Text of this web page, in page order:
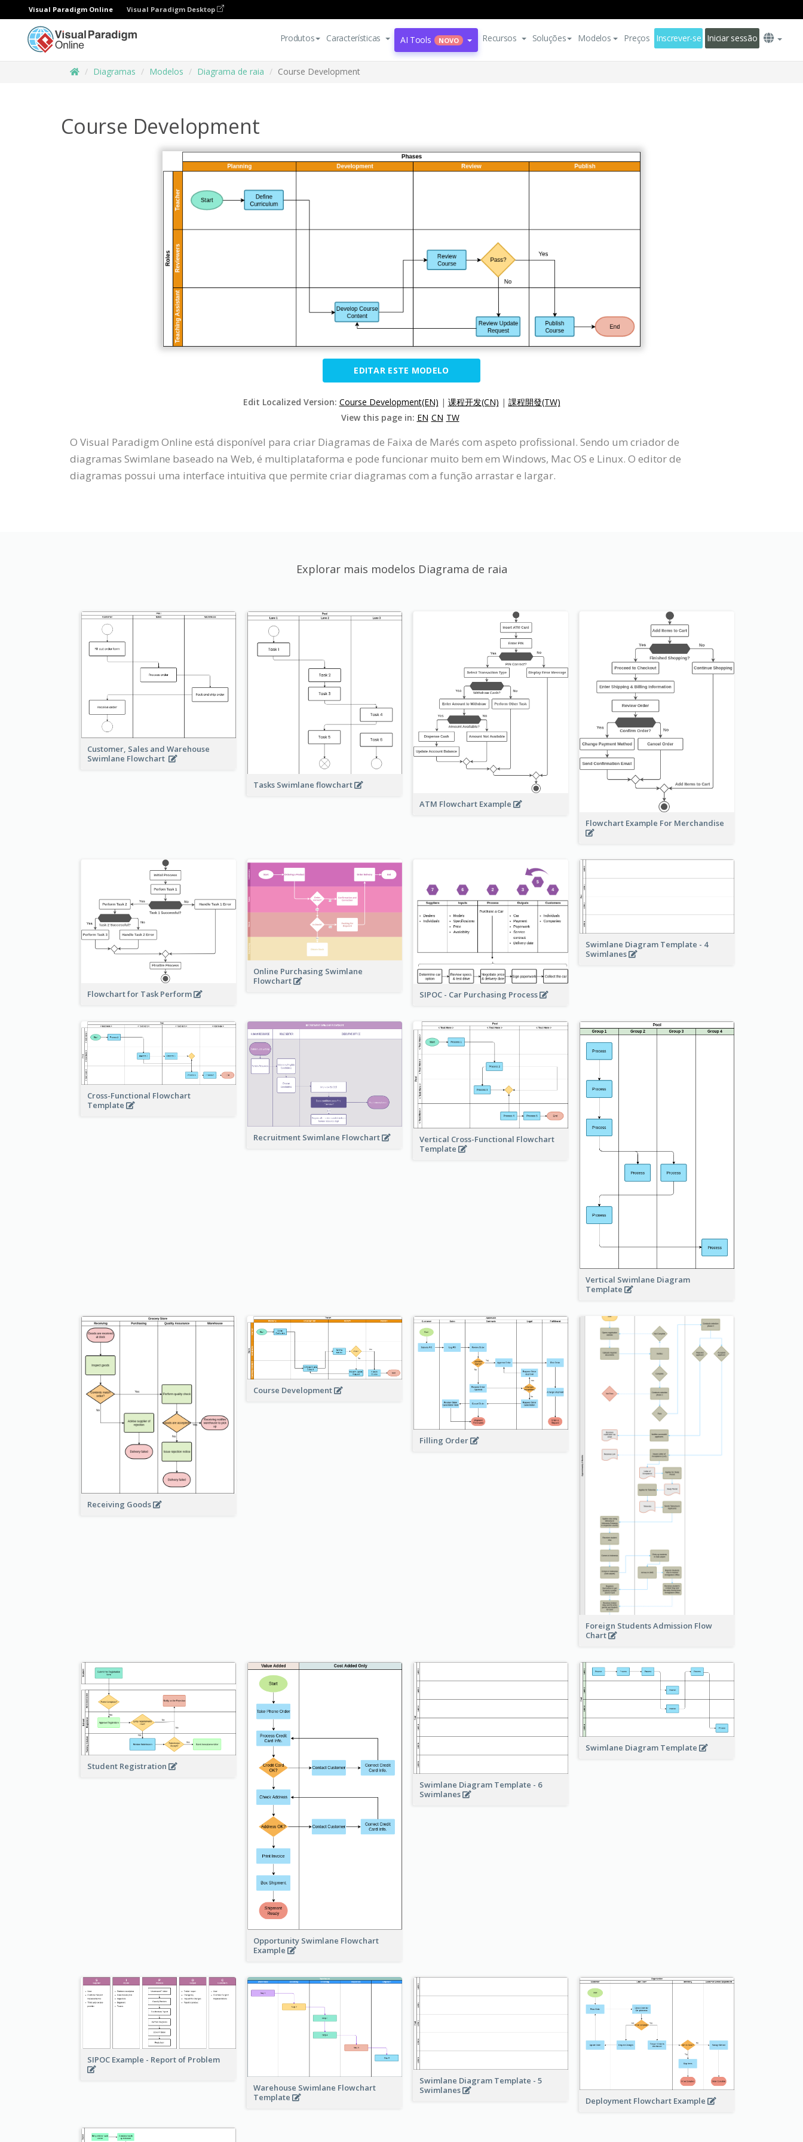
Visual Paradigm Online Visual Paradigm Desktop
Produtos Características AI Tools NOVO Recursos Soluções Modelos Preços Inscrever-se Iniciar sessão
Diagramas Modelos Diagrama de raia Course Development
Course Development
EDITAR ESTE MODELO
Edit Localized Version: Course Development(EN) | 课程开发(CN) | 課程開發(TW)
View this page in: EN CN TW
O Visual Paradigm Online está disponível para criar Diagramas de Faixa de Marés com aspeto profissional. Sendo um criador de
diagramas Swimlane baseado na Web, é multiplataforma e pode funcionar muito bem em Windows, Mac OS e Linux. O editor de
diagramas possui uma interface intuitiva que permite criar diagramas com a função arrastar e largar.
Explorar mais modelos Diagrama de raia
Customer, Sales and Warehouse
Swimlane Flowchart
Tasks Swimlane flowchart
ATM Flowchart Example
Flowchart Example For Merchandise
Flowchart for Task Perform
Online Purchasing Swimlane
Flowchart
SIPOC - Car Purchasing Process
Swimlane Diagram Template - 4
Swimlanes
Cross-Functional Flowchart
Template
Recruitment Swimlane Flowchart
Vertical Cross-Functional Flowchart
Template
Vertical Swimlane Diagram
Template
Receiving Goods
Course Development
Filling Order
Foreign Students Admission Flow
Chart
Student Registration
Opportunity Swimlane Flowchart
Example
Swimlane Diagram Template - 6
Swimlanes
Swimlane Diagram Template
SIPOC Example - Report of Problem
Warehouse Swimlane Flowchart
Template
Swimlane Diagram Template - 5
Swimlanes
Deployment Flowchart Example